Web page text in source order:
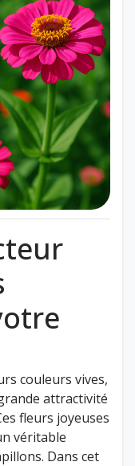
couleurs vives,
attractivité
fleurs joyeuses
véritable
Dans cet